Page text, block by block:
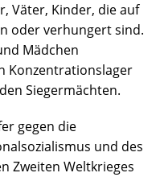
Väter, Kinder, die auf
oder verhungert sind.
Mädchen
Konzentrationslager
Siegermächten.
gegen die
und des
Zweiten Weltkrieges